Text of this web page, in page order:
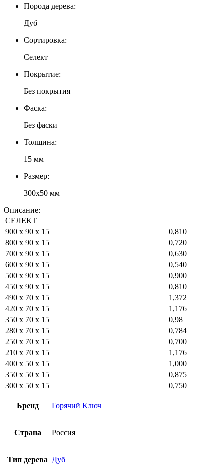
Порода дерева:
Дуб
Сортировка:
Селект
Покрытие:
Без покрытия
Фаска:
Без фаски
Толщина:
15 мм
Размер:
300х50 мм
Описание:
СЕЛЕКТ
900 x 90 x 15
0,810
800 x 90 x 15
0,720
700 x 90 x 15
0,630
600 x 90 x 15
0,540
500 x 90 x 15
0,900
450 x 90 x 15
0,810
490 х 70 х 15
1,372
420 х 70 х 15
1,176
350 х 70 х 15
0,98
280 х 70 х 15
0,784
250 х 70 х 15
0,700
210 х 70 х 15
1,176
400 х 50 х 15
1,000
350 х 50 х 15
0,875
300 х 50 х 15
0,750
Бренд Горячий Ключ
Страна Россия
Тип дерева Дуб